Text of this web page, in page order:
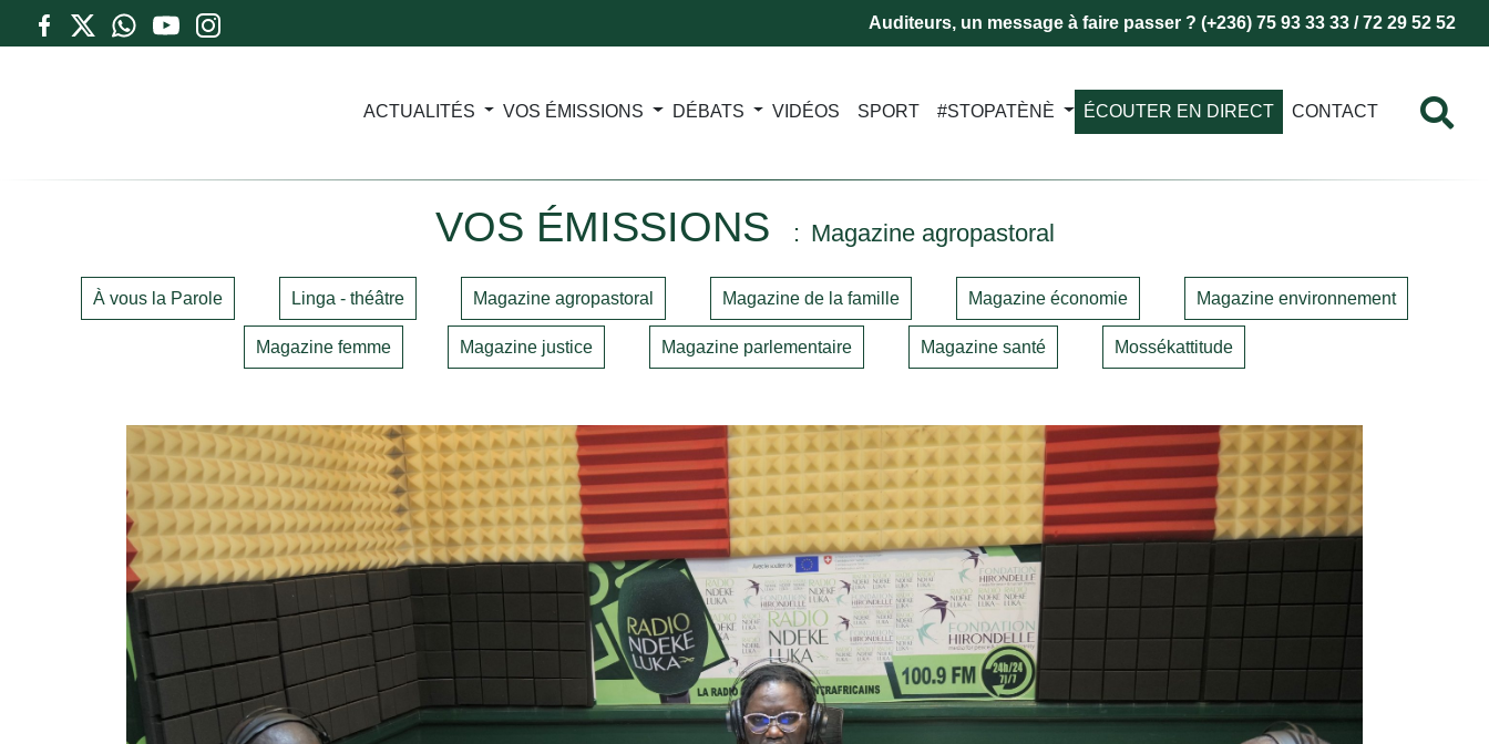
Auditeurs, un message à faire passer ? (+236) 75 93 33 33 / 72 29 52 52
ACTUALITÉS VOS ÉMISSIONS DÉBATS VIDÉOS SPORT #STOPATÈNÈ ÉCOUTER EN DIRECT CONTACT
VOS ÉMISSIONS Magazine agropastoral
À vous la Parole Linga - théâtre Magazine agropastoral Magazine de la famille Magazine économie Magazine environnement
Magazine femme Magazine justice Magazine parlementaire Magazine santé Mossékattitude